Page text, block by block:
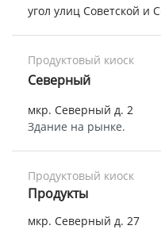
угол улиц Советской и
Продуктовый киоск
Северный
мкр. Северный д. 2
Здание на рынке.
Продуктовый киоск
Продукты
мкр. Северный д. 27